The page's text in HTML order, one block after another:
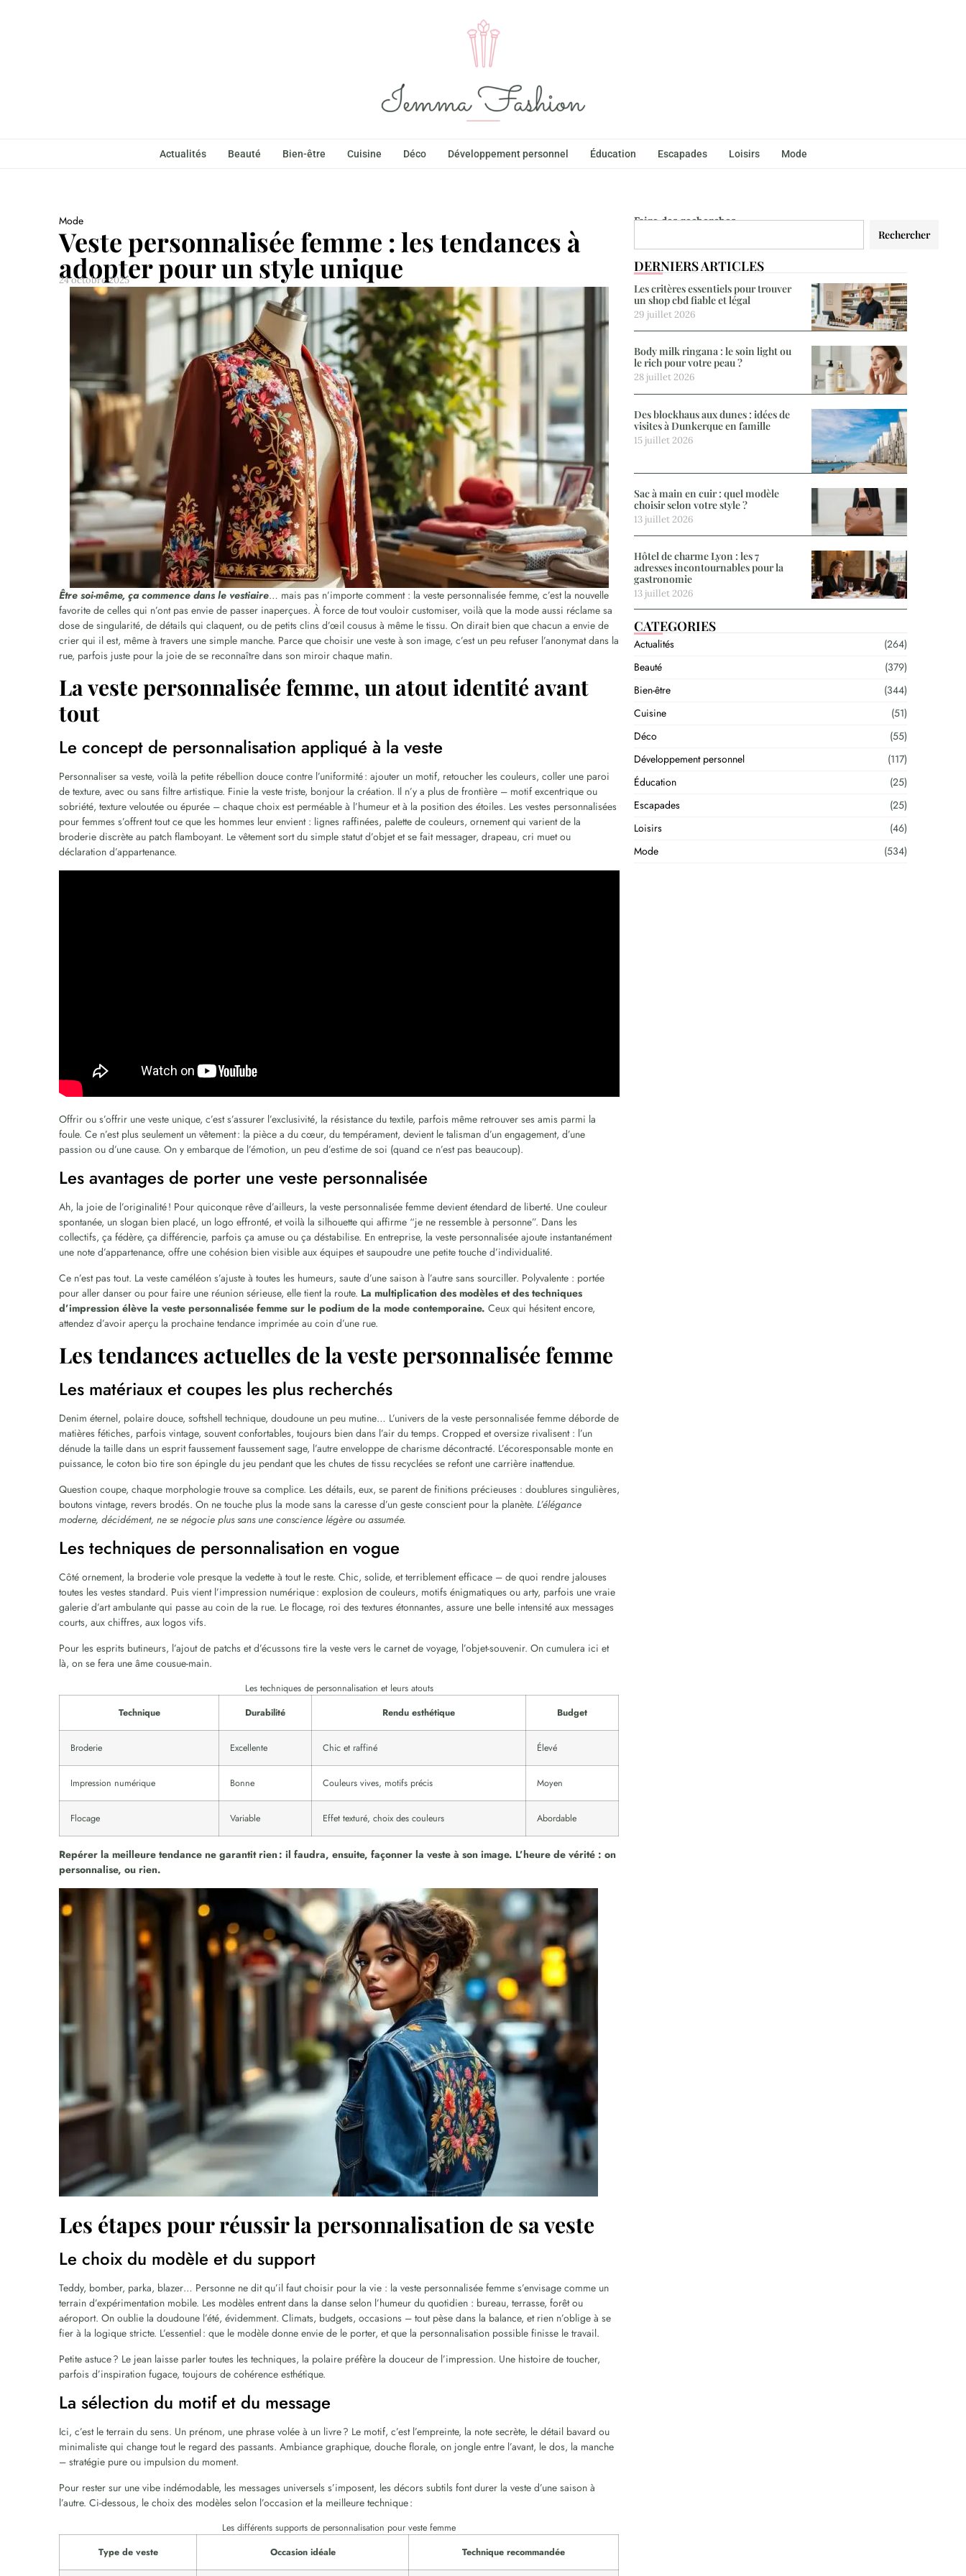
Actualités Beauté Bien-être Cuisine Déco Développement personnel Éducation Escapades Loisirs Mode
Faire des recherches
Rechercher
DERNIERS ARTICLES
Les critères essentiels pour trouver
un shop cbd fiable et légal
29 juillet 2026
Body milk ringana : le soin light ou
le rich pour votre peau ?
28 juillet 2026
Des blockhaus aux dunes : idées de
visites à Dunkerque en famille
15 juillet 2026
Sac à main en cuir : quel modèle
choisir selon votre style ?
13 juillet 2026
Hôtel de charme Lyon : les 7
adresses incontournables pour la
gastronomie
13 juillet 2026
CATEGORIES
Actualités
(264)
Beauté
(379)
Bien-être
(344)
Cuisine
(51)
Déco
(55)
Développement personnel
(117)
Éducation
(25)
Escapades
(25)
Loisirs
(46)
Mode
(534)
Mode
Veste personnalisée femme : les tendances à
adopter pour un style unique
24 octobre 2025
Être soi-même, ça commence dans le vestiaire… mais pas n’importe comment : la veste personnalisée femme, c’est la nouvelle
favorite de celles qui n’ont pas envie de passer inaperçues. À force de tout vouloir customiser, voilà que la mode aussi réclame sa
dose de singularité, de détails qui claquent, ou de petits clins d’œil cousus à même le tissu. On dirait bien que chacun a envie de
crier qui il est, même à travers une simple manche. Parce que choisir une veste à son image, c’est un peu refuser l’anonymat dans la
rue, parfois juste pour la joie de se reconnaître dans son miroir chaque matin.
La veste personnalisée femme, un atout identité avant
tout
Le concept de personnalisation appliqué à la veste
Personnaliser sa veste, voilà la petite rébellion douce contre l’uniformité : ajouter un motif, retoucher les couleurs, coller une paroi
de texture, avec ou sans filtre artistique. Finie la veste triste, bonjour la création. Il n’y a plus de frontière – motif excentrique ou
sobriété, texture veloutée ou épurée – chaque choix est perméable à l’humeur et à la position des étoiles. Les vestes personnalisées
pour femmes s’offrent tout ce que les hommes leur envient : lignes raffinées, palette de couleurs, ornement qui varient de la
broderie discrète au patch flamboyant. Le vêtement sort du simple statut d’objet et se fait messager, drapeau, cri muet ou
déclaration d’appartenance.
Offrir ou s’offrir une veste unique, c’est s’assurer l’exclusivité, la résistance du textile, parfois même retrouver ses amis parmi la
foule. Ce n’est plus seulement un vêtement : la pièce a du cœur, du tempérament, devient le talisman d’un engagement, d’une
passion ou d’une cause. On y embarque de l’émotion, un peu d’estime de soi (quand ce n’est pas beaucoup).
Les avantages de porter une veste personnalisée
Ah, la joie de l’originalité ! Pour quiconque rêve d’ailleurs, la veste personnalisée femme devient étendard de liberté. Une couleur
spontanée, un slogan bien placé, un logo effronté, et voilà la silhouette qui affirme “je ne ressemble à personne”. Dans les
collectifs, ça fédère, ça différencie, parfois ça amuse ou ça déstabilise. En entreprise, la veste personnalisée ajoute instantanément
une note d’appartenance, offre une cohésion bien visible aux équipes et saupoudre une petite touche d’individualité.
Ce n’est pas tout. La veste caméléon s’ajuste à toutes les humeurs, saute d’une saison à l’autre sans sourciller. Polyvalente : portée
pour aller danser ou pour faire une réunion sérieuse, elle tient la route. La multiplication des modèles et des techniques
d’impression élève la veste personnalisée femme sur le podium de la mode contemporaine. Ceux qui hésitent encore,
attendez d’avoir aperçu la prochaine tendance imprimée au coin d’une rue.
Les tendances actuelles de la veste personnalisée femme
Les matériaux et coupes les plus recherchés
Denim éternel, polaire douce, softshell technique, doudoune un peu mutine… L’univers de la veste personnalisée femme déborde de
matières fétiches, parfois vintage, souvent confortables, toujours bien dans l’air du temps. Cropped et oversize rivalisent : l’un
dénude la taille dans un esprit faussement faussement sage, l’autre enveloppe de charisme décontracté. L’écoresponsable monte en
puissance, le coton bio tire son épingle du jeu pendant que les chutes de tissu recyclées se refont une carrière inattendue.
Question coupe, chaque morphologie trouve sa complice. Les détails, eux, se parent de finitions précieuses : doublures singulières,
boutons vintage, revers brodés. On ne touche plus la mode sans la caresse d’un geste conscient pour la planète.L’élégance
moderne, décidément, ne se négocie plus sans une conscience légère ou assumée.
Les techniques de personnalisation en vogue
Côté ornement, la broderie vole presque la vedette à tout le reste. Chic, solide, et terriblement efficace – de quoi rendre jalouses
toutes les vestes standard. Puis vient l’impression numérique : explosion de couleurs, motifs énigmatiques ou arty, parfois une vraie
galerie d’art ambulante qui passe au coin de la rue. Le flocage, roi des textures étonnantes, assure une belle intensité aux messages
courts, aux chiffres, aux logos vifs.
Pour les esprits butineurs, l’ajout de patchs et d’écussons tire la veste vers le carnet de voyage, l’objet-souvenir. On cumulera ici et
là, on se fera une âme cousue-main.
Les techniques de personnalisation et leurs atouts
Technique
Durabilité Rendu esthétique Budget
Broderie Excellente Chic et raffiné Élevé
Impression numérique Bonne Couleurs vives, motifs précis Moyen
Flocage Variable Effet texturé, choix des couleurs Abordable
Repérer la meilleure tendance ne garantit rien : il faudra, ensuite, façonner la veste à son image. L’heure de vérité : on
personnalise, ou rien.
Les étapes pour réussir la personnalisation de sa veste
Le choix du modèle et du support
Teddy, bomber, parka, blazer… Personne ne dit qu’il faut choisir pour la vie : la veste personnalisée femme s’envisage comme un
terrain d’expérimentation mobile. Les modèles entrent dans la danse selon l’humeur du quotidien : bureau, terrasse, forêt ou
aéroport. On oublie la doudoune l’été, évidemment. Climats, budgets, occasions – tout pèse dans la balance, et rien n’oblige à se
fier à la logique stricte. L’essentiel : que le modèle donne envie de le porter, et que la personnalisation possible finisse le travail.
Petite astuce ? Le jean laisse parler toutes les techniques, la polaire préfère la douceur de l’impression. Une histoire de toucher,
parfois d’inspiration fugace, toujours de cohérence esthétique.
La sélection du motif et du message
Ici, c’est le terrain du sens. Un prénom, une phrase volée à un livre ? Le motif, c’est l’empreinte, la note secrète, le détail bavard ou
minimaliste qui change tout le regard des passants. Ambiance graphique, douche florale, on jongle entre l’avant, le dos, la manche
– stratégie pure ou impulsion du moment.
Pour rester sur une vibe indémodable, les messages universels s’imposent, les décors subtils font durer la veste d’une saison à
l’autre. Ci-dessous, le choix des modèles selon l’occasion et la meilleure technique :
Les différents supports de personnalisation pour veste femme
Type de veste
Occasion idéale Technique recommandée